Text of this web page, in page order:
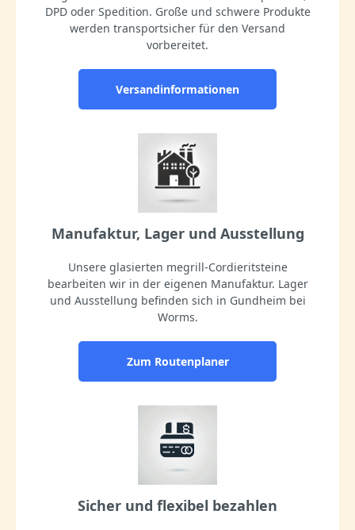
DPD oder Spedition. Große und schwere Produkte
werden transportsicher für den Versand
vorbereitet.
Versandinformationen
Manufaktur, Lager und Ausstellung
Unsere glasierten megrill-Cordieritsteine
bearbeiten wir in der eigenen Manufaktur. Lager
und Ausstellung befinden sich in Gundheim bei
Worms.
Zum Routenplaner
Sicher und flexibel bezahlen